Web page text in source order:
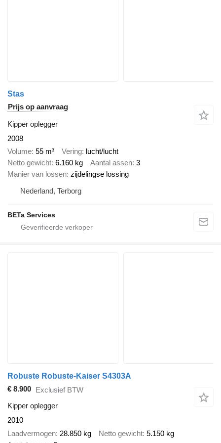
Stas
Prijs op aanvraag
Kipper oplegger
2008
Volume 55 m³ Vering lucht/lucht
Netto gewicht 6.160 kg Aantal assen 3
Manier van lossen zijdelingse lossing
Nederland, Terborg
BETa Services
Robuste Robuste-Kaiser S4303A
€ 8.900 Exclusief BTW
Kipper oplegger
2010
Laadvermogen 28.850 kg Netto gewicht 5.150 kg